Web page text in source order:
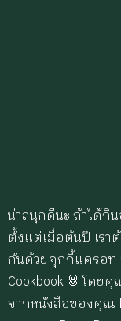
น่าสนุกดีนะ ถ้าได้กิ
ตั้งแต่เมื่อต้นปี เร
กันด้วยคุกกี้แครอท สู
Cookbook 🐰 โดย
จากหนังสือของคุณ